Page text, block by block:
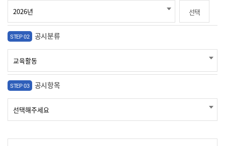
선택
STEP 02 공시분류
STEP 03 공시항목